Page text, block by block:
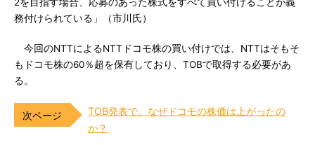
務付けられている」（市川氏）
今回のNTTによるNTTドコモ株の買い付けでは、NTTはそもそ
もドコモ株の60％超を保有しており、TOBで取得する必要があ
る。
TOB発表で、なぜドコモの株価は上がったの
か？